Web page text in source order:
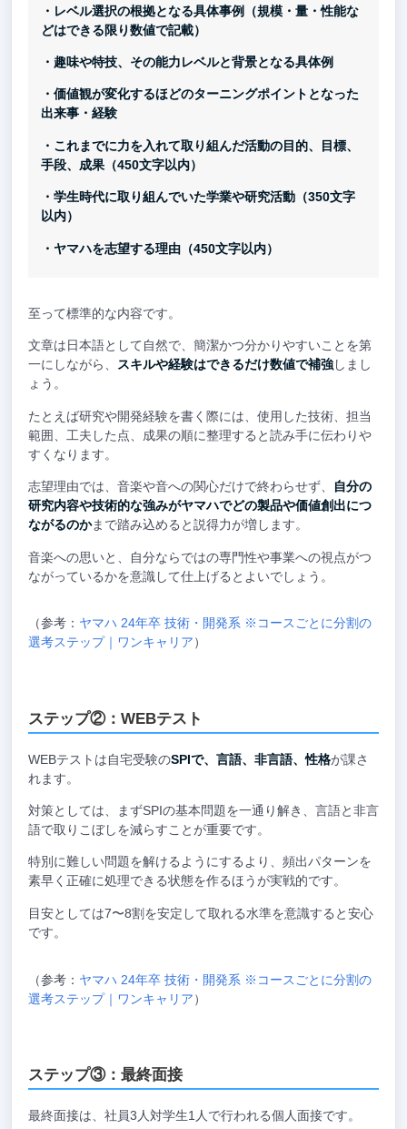
・レベル選択の根拠となる具体事例（規模・量・性能な
どはできる限り数値で記載）
・趣味や特技、その能力レベルと背景となる具体例
・価値観が変化するほどのターニングポイントとなった
出来事・経験
・これまでに力を入れて取り組んだ活動の目的、目標、
手段、成果（450文字以内）
・学生時代に取り組んでいた学業や研究活動（350文字
以内）
・ヤマハを志望する理由（450文字以内）
至って標準的な内容です。
文章は日本語として自然で、簡潔かつ分かりやすいことを第
一にしながら、 スキルや経験はできるだけ数値で補強しまし
ょう。
たとえば研究や開発経験を書く際には、使用した技術、担当
範囲、工夫した点、成果の順に整理すると読み手に伝わりや
すくなります。
志望理由では、音楽や音への関心だけで終わらせず、
自分の
研究内容や技術的な強みがヤマハでどの製品や価値創出につ
ながるのかまで踏み込めると説得力が増します。
音楽への思いと、自分ならではの専門性や事業への視点がつ
ながっているかを意識して仕上げるとよいでしょう。
（参考： ヤマハ 24年卒 技術・開発系 ※コースごとに分割の
選考ステップ｜ワンキャリア）
ステップ②：WEBテスト
WEBテストは自宅受験のSPIで、言語、非言語、性格が課さ
れます。
対策としては、まずSPIの基本問題を一通り解き、言語と非言
語で取りこぼしを減らすことが重要です。
特別に難しい問題を解けるようにするより、頻出パターンを
素早く正確に処理できる状態を作るほうが実戦的です。
目安としては7〜8割を安定して取れる水準を意識すると安心
です。
（参考： ヤマハ 24年卒 技術・開発系 ※コースごとに分割の
選考ステップ｜ワンキャリア）
ステップ③：最終面接
最終面接は、社員3人対学生1人で行われる個人面接です。